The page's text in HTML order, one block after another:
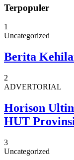
Terpopuler
1
Uncategorized
Berita
2
ADVERTORIAL
Horison
HUT
3
Uncategorized